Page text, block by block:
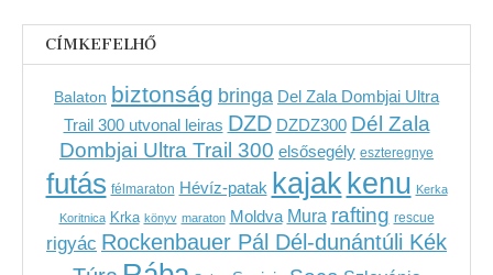
CÍMKEFELHŐ
Balaton biztonság bringa Del Zala Dombjai Ultra
Trail 300 utvonal leiras DZD DZDZ300 Dél Zala
Dombjai Ultra Trail 300 elsősegély eszteregnye
futás félmaraton Hévíz-patak kajak kenu Kerka
Koritnica Krka könyv maraton Moldva Mura rafting rescue
rigyác Rockenbauer Pál Dél-dunántúli Kék